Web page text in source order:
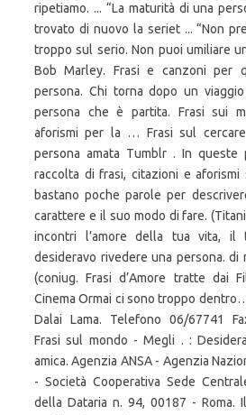
ripetiamo. ... “La maturità di una
trovato di nuovo la seriet ... “Non
troppo sul serio. Non puoi umiliare
Bob Marley. Frasi e canzoni per
persona. Chi torna dopo un
persona che è partita. Frasi sui
aforismi per la … Frasi sul
persona amata Tumblr . In queste
raccolta di frasi, citazioni e
bastano poche parole per
carattere e il suo modo di fare.
incontri l’amore della tua vita,
desideravo rivedere una persona. di
(coniug. Frasi d’Amore tratte dai
Cinema Ormai ci sono troppo
Dalai Lama. Telefono 06/67741
Frasi sul mondo - Megli . :
amica. Agenzia ANSA - Agenzia
- Società Cooperativa Sede
della Dataria n. 94, 00187 - Roma.